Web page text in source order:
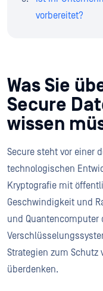
vorbereitet?
Was Sie
Secure
wissen
Secure steht vor einer
technologischen
Kryptografie mit
Geschwindigkeit und
und Quantencomputer
Strategien zum Schutz
überdenken.